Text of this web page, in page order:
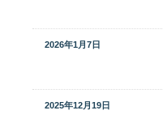
2026年1月7日
2025年12月19日